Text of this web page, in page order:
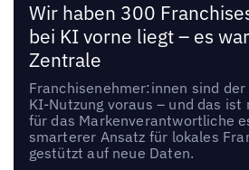
Wir haben 300
bei KI vorne liegt – es
Zentrale
Franchisenehmer:innen sind
KI-Nutzung voraus – und das ist
für das Markenverantwortliche
smarterer Ansatz für lokales
gestützt auf neue Daten.